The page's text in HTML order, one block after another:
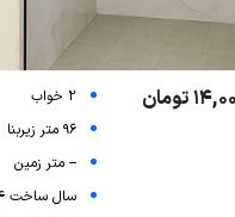
2 خواب
96 متر زیربنا
-- متر زمین
سال ساخت 1404